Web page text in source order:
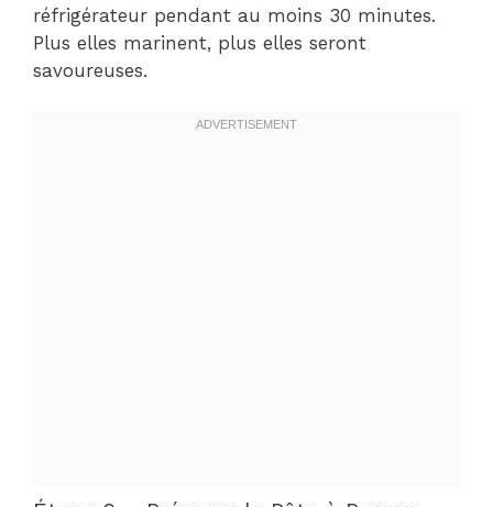
réfrigérateur pendant au moins 30 minutes.
Plus elles marinent, plus elles seront
savoureuses.